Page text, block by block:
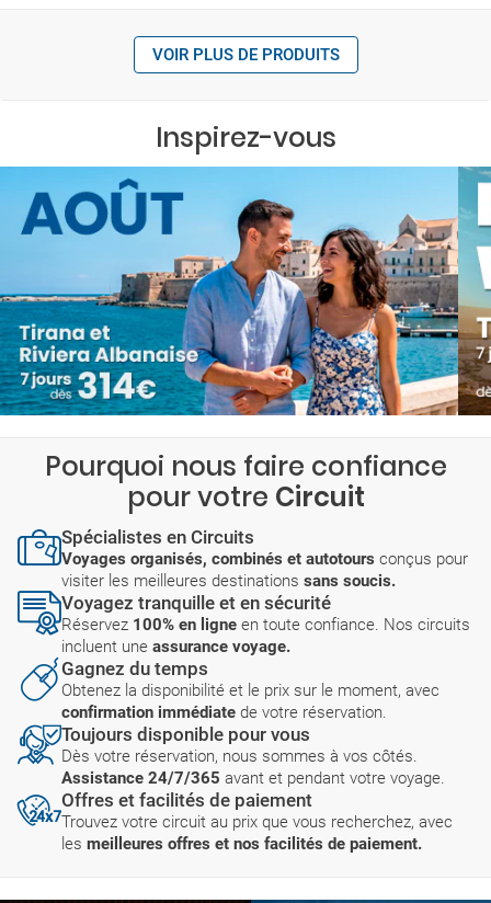
VOIR PLUS DE PRODUITS
Inspirez-vous
Pourquoi nous faire confiance
pour votre Circuit
Spécialistes en Circuits
Voyages organisés, combinés et autotours conçus pour
visiter les meilleures destinations sans soucis.
Voyagez tranquille et en sécurité
Réservez 100% en ligne en toute confiance. Nos circuits
incluent une assurance voyage.
Gagnez du temps
Obtenez la disponibilité et le prix sur le moment, avec
confirmation immédiate de votre réservation.
Toujours disponible pour vous
Dès votre réservation, nous sommes à vos côtés.
Assistance 24/7/365 avant et pendant votre voyage.
Offres et facilités de paiement
Trouvez votre circuit au prix que vous recherchez, avec
les meilleures offres et nos facilités de paiement.